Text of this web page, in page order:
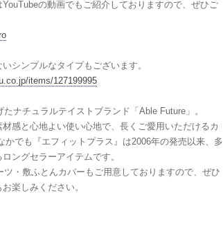
の動画でもご紹介しておりますので、ぜひご
シンプルなタイプもございます。
items/127199995
ナチュラルテイストブランド「Able Future」。
感と心地よい使い心地で、長くご愛用いただけるカ
かでも『エフィットプラス』は2006年の発売以来、多
ングセラーアイテムです。
ツ・敷ふとんカバーもご用意しておりますので、ぜひ
楽しみください。